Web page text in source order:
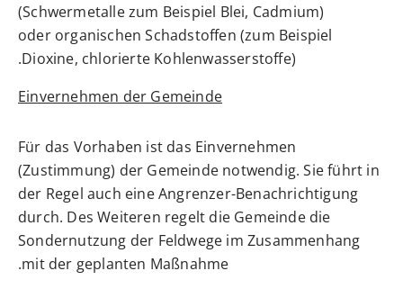
(Schwermetalle zum Beispiel Blei, Cadmium)
oder organischen Schadstoffen (zum Beispiel
Dioxine, chlorierte Kohlenwasserstoffe).
Einvernehmen der Gemeinde
Für das Vorhaben ist das Einvernehmen
(Zustimmung) der Gemeinde notwendig. Sie führt in
der Regel auch eine Angrenzer-Benachrichtigung
durch. Des Weiteren regelt die Gemeinde die
Sondernutzung der Feldwege im Zusammenhang
mit der geplanten Maßnahme.